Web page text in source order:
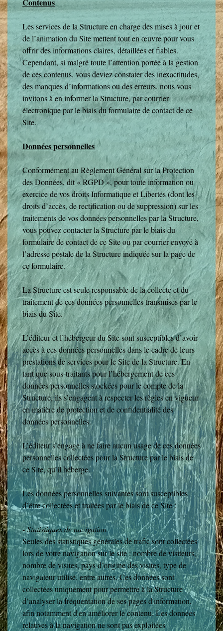
Les services de la Structure en charge des mises à jour et
de l’animation du Site mettent tout en œuvre pour vous
offrir des informations claires, détaillées et fiables.
Cependant, si malgré toute l’attention portée à la gestion
de ces contenus, vous deviez constater des inexactitudes,
des manques d’informations ou des erreurs, nous vous
invitons à en informer la Structure, par courrier
électronique par le biais du formulaire de contact de ce
Site.
Données personnelles
Conformément au Règlement Général sur la Protection
des Données, dit « RGPD », pour toute information ou
exercice de vos droits Informatique et Libertés (dont les
droits d’accès, de rectification ou de suppression) sur les
traitements de vos données personnelles par la Structure,
vous pouvez contacter la Structure par le biais du
formulaire de contact de ce Site ou par courrier envoyé à
l’adresse postale de la Structure indiquée sur la page de
ce formulaire.
La Structure est seule responsable de la collecte et du
traitement de ces données personnelles transmises par le
biais du Site.
L’éditeur et l’hébergeur du Site sont susceptibles d’avoir
accès à ces données personnelles dans le cadre de leurs
prestations de services pour le Site de la Structure. En
tant que sous-traitants pour l’hébergement de ces
données personnelles stockées pour le compte de la
Structure, ils s’engagent à respecter les règles en vigueur
en matière de protection et de confidentialité des
données personnelles.
L’éditeur s’engage à ne faire aucun usage de ces données
personnelles collectées pour la Structure par le biais de
ce Site, qu’il héberge.
Les données personnelles suivantes sont susceptibles
d’être collectées et traitées par le biais de ce Site :
-Statistiques de navigation
Seules des statistiques générales de trafic sont collectées
lors de votre navigation sur le site : nombre de visiteurs,
nombre de visites, pays d’origine des visites, type de
navigateur utilisé, entre autres. Ces données sont
collectées uniquement pour permettre à la Structure
d’analyser la fréquentation de ses pages d'information,
afin notamment d'en améliorer le contenu. Les données
relatives à la navigation ne sont pas exploitées